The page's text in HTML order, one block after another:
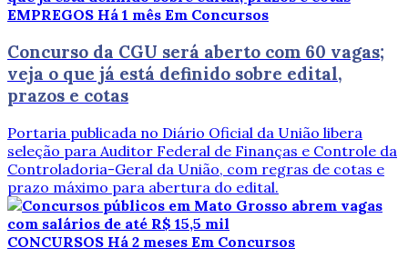
EMPREGOS Há 1 mês Em Concursos
Concurso da CGU será aberto com 60 vagas;
veja o que já está definido sobre edital,
prazos e cotas
Portaria publicada no Diário Oficial da União libera
seleção para Auditor Federal de Finanças e Controle da
Controladoria-Geral da União, com regras de cotas e
prazo máximo para abertura do edital.
CONCURSOS Há 2 meses Em Concursos